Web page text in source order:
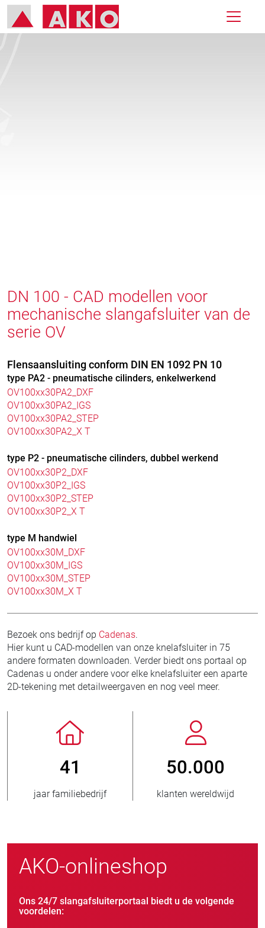
DN 100 - CAD modellen voor
mechanische slangafsluiter van de
serie OV
Flensaansluiting conform DIN EN 1092 PN 10
type PA2 - pneumatische cilinders, enkelwerkend
OV100xx30PA2_DXF
OV100xx30PA2_IGS
OV100xx30PA2_STEP
OV100xx30PA2_X T
type P2 - pneumatische cilinders, dubbel werkend
OV100xx30P2_DXF
OV100xx30P2_IGS
OV100xx30P2_STEP
OV100xx30P2_X T
type M handwiel
OV100xx30M_DXF
OV100xx30M_IGS
OV100xx30M_STEP
OV100xx30M_X T
Bezoek ons bedrijf op Cadenas.
Hier kunt u CAD-modellen van onze knelafsluiter in 75
andere formaten downloaden. Verder biedt ons portaal op
Cadenas u onder andere voor elke knelafsluiter een aparte
2D-tekening met detailweergaven en nog veel meer.
50.000
wereldwijd
800
nieuwe klanten/jaar
AKO-onlineshop
Ons 24/7 slangafsluiterportaal biedt u de volgende
voordelen: